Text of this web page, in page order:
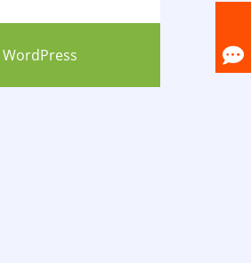
WordPress